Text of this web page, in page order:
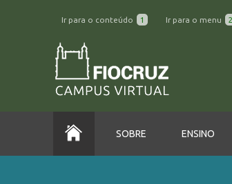
Ir para o conteúdo 1 Ir para o menu 2
SOBRE ENSINO